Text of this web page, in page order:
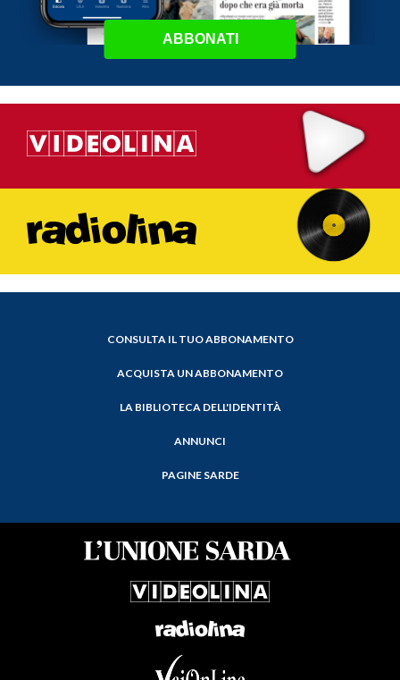
ABBONATI
CONSULTA IL TUO ABBONAMENTO
ACQUISTA UN ABBONAMENTO
LA BIBLIOTECA DELL'IDENTITÀ
ANNUNCI
PAGINE SARDE